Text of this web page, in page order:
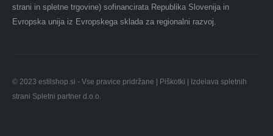
strani in spletne trgovine) sofinancirata Republika Slovenija in
Evropska unija iz Evropskega sklada za regionalni razvoj.
© 2023 estilshop.si - Vse pravice pridržane | Piškotki | Izdelava spletnih
strani Spletni partner d.o.o.